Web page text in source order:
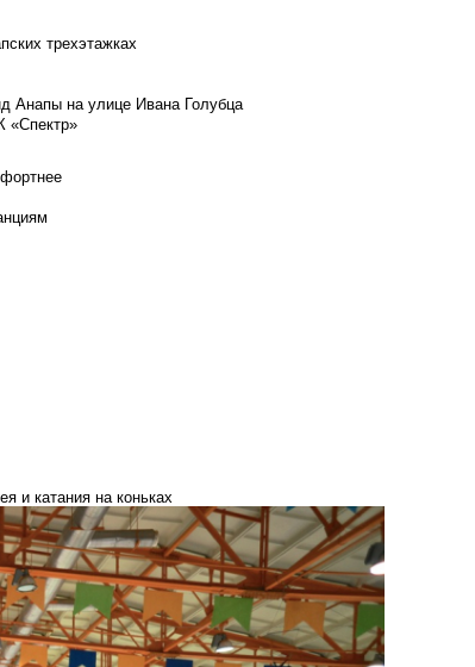
трехэтажках
Анапы на улице Ивана Голубца
«Спектр»
и катания на коньках